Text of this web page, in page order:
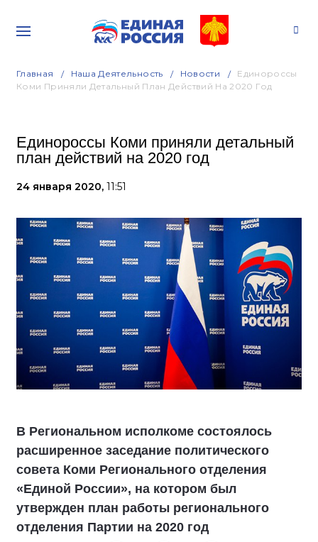
Главная Наша Деятельность Новости
Единороссы
Коми Приняли Детальный План Действий На 2020 Год
Единороссы Коми приняли детальный
план действий на 2020 год
24 января 2020, 11:51
В Региональном исполкоме состоялось
расширенное заседание политического
совета Коми Регионального отделения
«Единой России», на котором был
утвержден план работы регионального
отделения Партии на 2020 год